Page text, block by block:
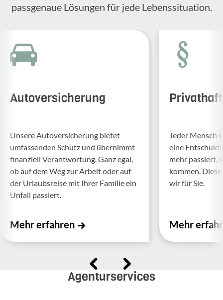
passgenaue Lösungen für jede Lebenssituation.
Autoversicherung
Unsere Auto­ver­si­che­rung bietet
umfas­senden Schutz und über­nimmt
finan­ziell Verant­wor­tung. Ganz egal,
ob auf dem Weg zur Arbeit oder auf
der Urlaubs­reise mit Ihrer Familie ein
Unfall passiert.
Mehr erfahren
Jeder Mensch
eine
mehr passiert,
kommen.
wir für Sie.
Mehr
Agenturservices